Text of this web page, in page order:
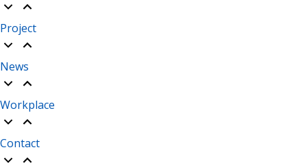
Project
News
Workplace
Contact